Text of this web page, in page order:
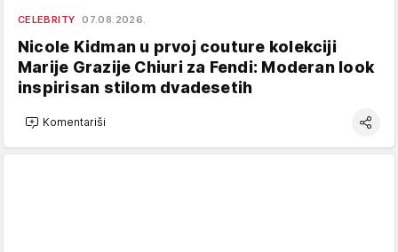
CELEBRITY 07.08.2026.
Nicole Kidman u prvoj couture kolekciji
Marije Grazije Chiuri za Fendi: Moderan look
inspirisan stilom dvadesetih
Komentariši